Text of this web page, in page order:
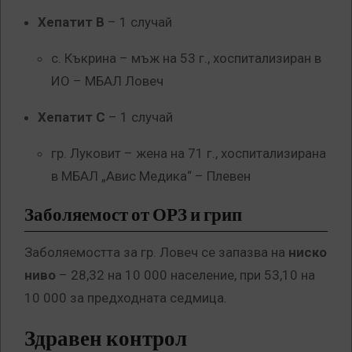
Хепатит В – 1 случай
с. Къкрина – мъж на 53 г., хоспитализиран в
ИО – МБАЛ Ловеч
Хепатит С – 1 случай
гр. Луковит – жена на 71 г., хоспитализирана
в МБАЛ „Авис Медика“ – Плевен
Заболяемост от ОРЗ и грип
Заболяемостта за гр. Ловеч се запазва на ниско
ниво – 28,32 на 10 000 население, при 53,10 на
10 000 за предходната седмица.
Здравен контрол